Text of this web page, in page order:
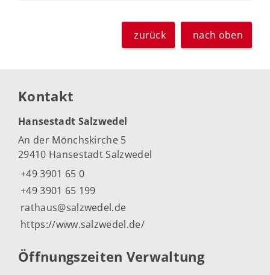
zurück nach oben
Kontakt
Hansestadt Salzwedel
An der Mönchskirche 5
29410 Hansestadt Salzwedel
+49 3901 65 0
+49 3901 65 199
rathaus@salzwedel.de
https://www.salzwedel.de/
Öffnungszeiten Verwaltung